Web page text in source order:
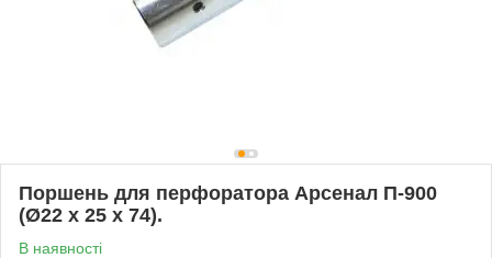
Поршень для перфоратора Арсенал П-900
(Ø22 х 25 х 74).
В наявності